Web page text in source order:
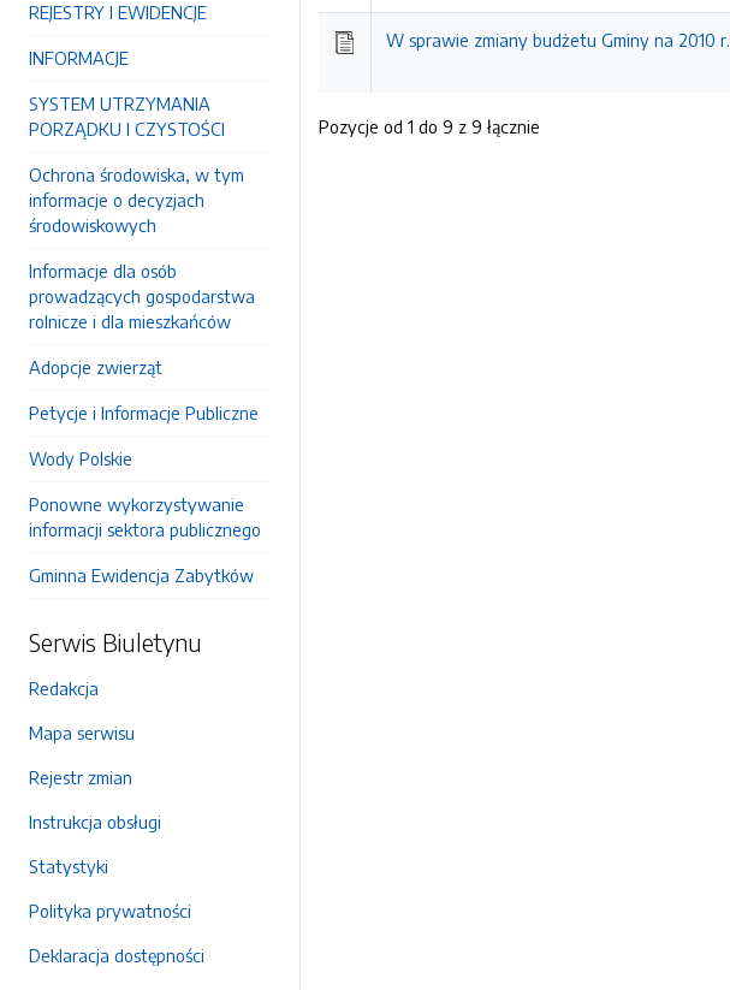
REJESTRY I EWIDENCJE
INFORMACJE
SYSTEM UTRZYMANIA
PORZĄDKU I CZYSTOŚCI
Ochrona środowiska, w tym
informacje o decyzjach
środowiskowych
Informacje dla osób
prowadzących gospodarstwa
rolnicze i dla mieszkańców
Adopcje zwierząt
Petycje i Informacje Publiczne
Wody Polskie
Ponowne wykorzystywanie
informacji sektora publicznego
Gminna Ewidencja Zabytków
Serwis Biuletynu
Redakcja
Mapa serwisu
Rejestr zmian
Instrukcja obsługi
Statystyki
Polityka prywatności
Deklaracja dostępności
W sprawie zmiany budżetu Gminy na 2010 r.
Pozycje od 1 do 9 z 9 łącznie